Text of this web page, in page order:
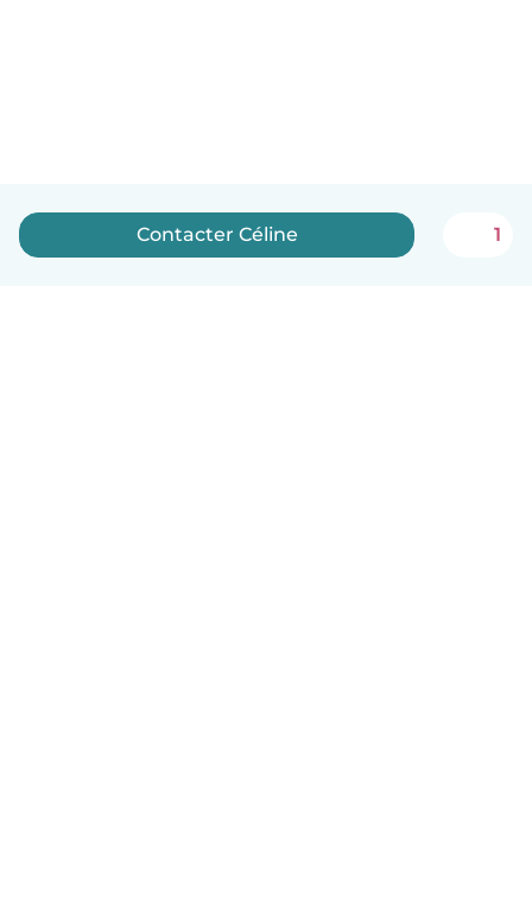
Contacter Céline 1